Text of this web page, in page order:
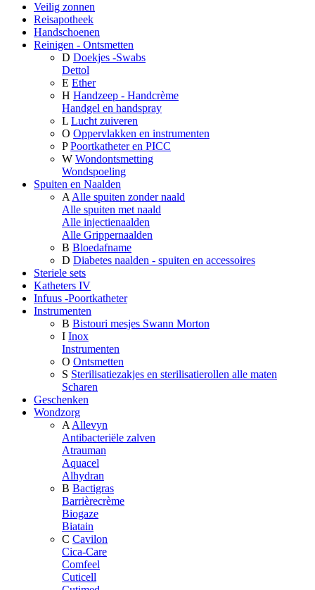
Veilig zonnen
Reisapotheek
Handschoenen
Reinigen - Ontsmetten
D Doekjes -Swabs
Dettol
E Ether
H Handzeep - Handcrème
Handgel en handspray
L Lucht zuiveren
O Oppervlakken en instrumenten
P Poortkatheter en PICC
W Wondontsmetting
Wondspoeling
Spuiten en Naalden
A Alle spuiten zonder naald
Alle spuiten met naald
Alle injectienaalden
Alle Grippernaalden
B Bloedafname
D Diabetes naalden - spuiten en accessoires
Steriele sets
Katheters IV
Infuus -Poortkatheter
Instrumenten
B Bistouri mesjes Swann Morton
I Inox
Instrumenten
O Ontsmetten
S Sterilisatiezakjes en sterilisatierollen alle maten
Scharen
Geschenken
Wondzorg
A Allevyn
Antibacteriële zalven
Atrauman
Aquacel
Alhydran
B Bactigras
Barrièrecrème
Biogaze
Biatain
C Cavilon
Cica-Care
Comfeel
Cuticell